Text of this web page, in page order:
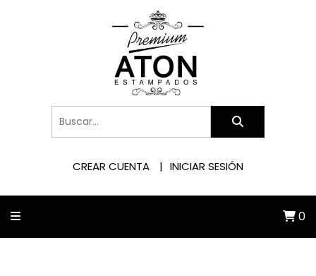
CREAR CUENTA INICIAR SESIÓN
0